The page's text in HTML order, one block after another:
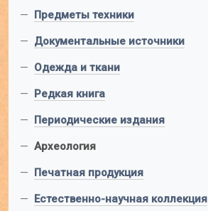
— Предметы техники
— Документальные источники
— Одежда и ткани
— Редкая книга
— Периодические издания
— Археология
— Печатная продукция
— Естественно-научная коллекция